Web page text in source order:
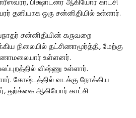
பிக்ஷாடனர் ஆகியோர் காட்சி
தனியாக ஒரு சன்னிதியில் உள்ளார்.
சன்னிதியின் கருவறை
நிலையில் தட்சிணாமூர்த்தி, மேற்கு
உள்ளனர்.
விஷ்ணு உள்ளார்.
கோஷ்டத்தில் வடக்கு நோக்கிய
துர்க்கை ஆகியோர் காட்சி